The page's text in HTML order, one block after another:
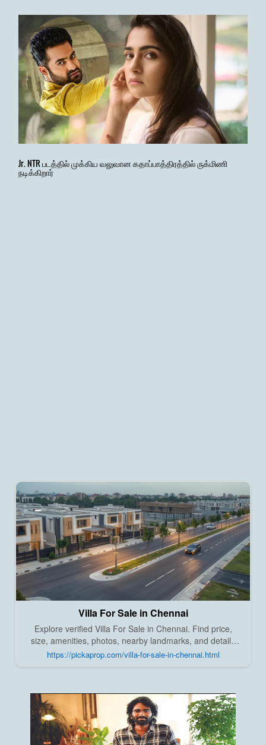
Jr. NTR படத்தில் முக்கிய வலுவான கதாப்பாத்திரத்தில் ருக்மிணி
நடிக்கிறார்
Villa For Sale in Chennai
Explore verified Villa For Sale in Chennai. Find price,
size, amenities, photos, nearby landmarks, and details
from trusted builders, agents, and owners on Pick A
Prop;
https://pickaprop.com/villa-for-sale-in-chennai.html